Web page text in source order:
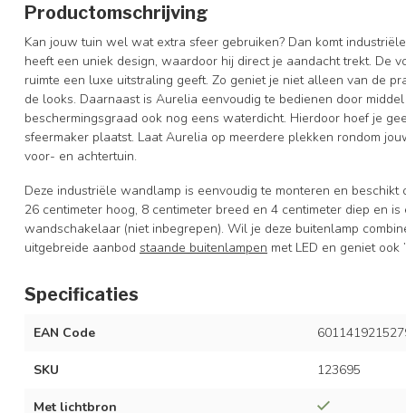
Productomschrijving
Kan jouw tuin wel wat extra sfeer gebruiken? Dan komt
heeft een uniek design, waardoor hij direct je aandacht trekt. De
ruimte een luxe uitstraling geeft. Zo geniet je niet alleen van de
de looks. Daarnaast is Aurelia eenvoudig te bedienen door
beschermingsgraad ook nog eens waterdicht. Hierdoor hoef je
sfeermaker plaatst. Laat Aurelia op meerdere plekken rondom
voor- en achtertuin.
Deze industriële wandlamp is eenvoudig te monteren en
26 centimeter hoog, 8 centimeter breed en 4 centimeter diep en
wandschakelaar (niet inbegrepen). Wil je deze buitenlamp
uitgebreide aanbod staande buitenlampen met LED en geniet ook
Specificaties
EAN Code
SKU 123695
Met lichtbron